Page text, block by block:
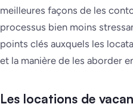
meilleures façons de les
processus bien moins
points clés auxquels les
et la manière de les aborder
Les locations de